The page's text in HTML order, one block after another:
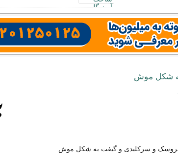
شکل موش
عروسک و سرکلیدی و گیفت به شکل موش